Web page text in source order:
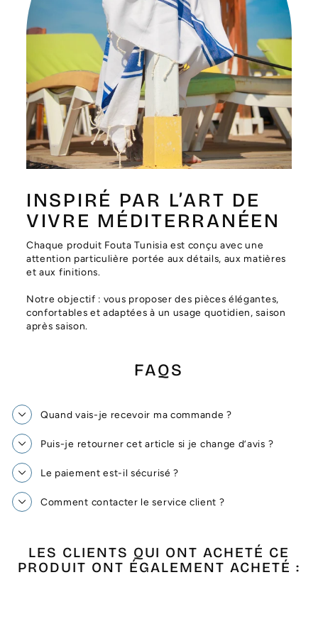
INSPIRÉ PAR L’ART DE
VIVRE MÉDITERRANÉEN
Chaque produit Fouta Tunisia est conçu avec une
attention particulière portée aux détails, aux matières
et aux finitions.
Notre objectif : vous proposer des pièces élégantes,
confortables et adaptées à un usage quotidien, saison
après saison.
FAQS
Quand vais-je recevoir ma commande ?
Puis-je retourner cet article si je change d’avis ?
Le paiement est-il sécurisé ?
Comment contacter le service client ?
LES CLIENTS QUI ONT ACHETÉ CE
PRODUIT ONT ÉGALEMENT ACHETÉ :